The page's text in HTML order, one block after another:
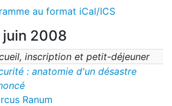
au format iCal/ICS
2008
inscription et petit-déjeuner
: anatomie d'un désastre
Ranum